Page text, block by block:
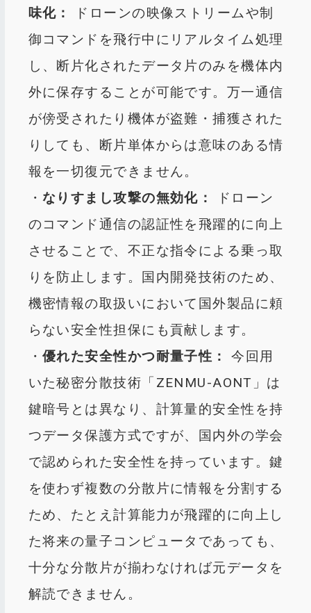
味化：
ドローンの映像ストリームや制
御コマンドを飛行中にリアルタイム処理
し、断片化されたデータ片のみを機体内
外に保存​することが可能です。万一通信
が傍受されたり機体が盗難・捕獲された
りしても、断片単体からは意味のある情
報を一切復元できません​。
・なりすまし攻撃の無効化：
ドローン
のコマンド通信の認証性を飛躍的に向上
させることで、不正な指令による乗っ取
りを防止します。国内開発技術のため、
機密情報の取扱いにおいて国外製品に頼
らない安全性担保にも貢献します。
・優れた安全性かつ耐量子性 ：
今回用
いた秘密分散技術「ZENMU-AONT」は
鍵暗号とは異なり、計算量的安全性を持
つデータ保護方式ですが、国内外の学会
で認められた安全性を持っています。鍵
を使わず複数の分散片に情報を分割する
ため、たとえ計算能力が飛躍的に向上し
た将来の量子コンピュータであっても、
十分な分散片が揃わなければ元データを
解読できません​。